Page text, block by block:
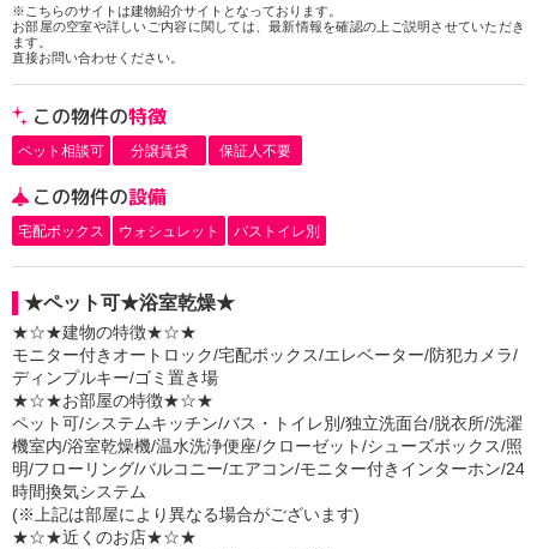
※こちらのサイトは建物紹介サイトとなっております。
お部屋の空室や詳しいご内容に関しては、最新情報を確認の上ご説明させていただき
ます。
直接お問い合わせください。
この物件の特徴
ペット相談可 分譲賃貸 保証人不要
この物件の設備
宅配ボックス ウォシュレット バストイレ別
★ペット可★浴室乾燥★
★☆★建物の特徴★☆★
モニター付きオートロック/宅配ボックス/エレベーター/防犯カメラ/
ディンプルキー/ゴミ置き場
★☆★お部屋の特徴★☆★
ペット可/システムキッチン/バス・トイレ別/独立洗面台/脱衣所/洗濯
機室内/浴室乾燥機/温水洗浄便座/クローゼット/シューズボックス/照
明/フローリング/バルコニー/エアコン/モニター付きインターホン/24
時間換気システム
(※上記は部屋により異なる場合がございます)
★☆★近くのお店★☆★